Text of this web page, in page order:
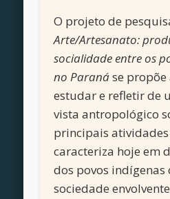
O projeto de
Arte/Artesanato:
socialidade entre os
no Paranáse propõe
estudar e refletir de
vista antropológico
principais
caracteriza hoje em
dos povos indígenas
sociedade